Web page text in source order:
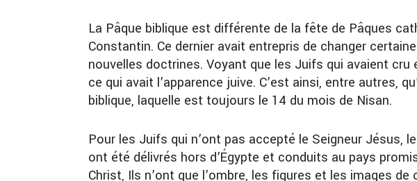
La Pâque biblique est différente de la fête de Pâques
Constantin. Ce dernier avait entrepris de changer
nouvelles doctrines. Voyant que les Juifs qui avaient cru
ce qui avait l’apparence juive. C’est ainsi, entre autres,
biblique, laquelle est toujours le 14 du mois de Nisan.
Pour les Juifs qui n’ont pas accepté le Seigneur
ont été délivrés hors d’Égypte et conduits au pays
Christ, Ils n’ont que l’ombre, les figures et les images